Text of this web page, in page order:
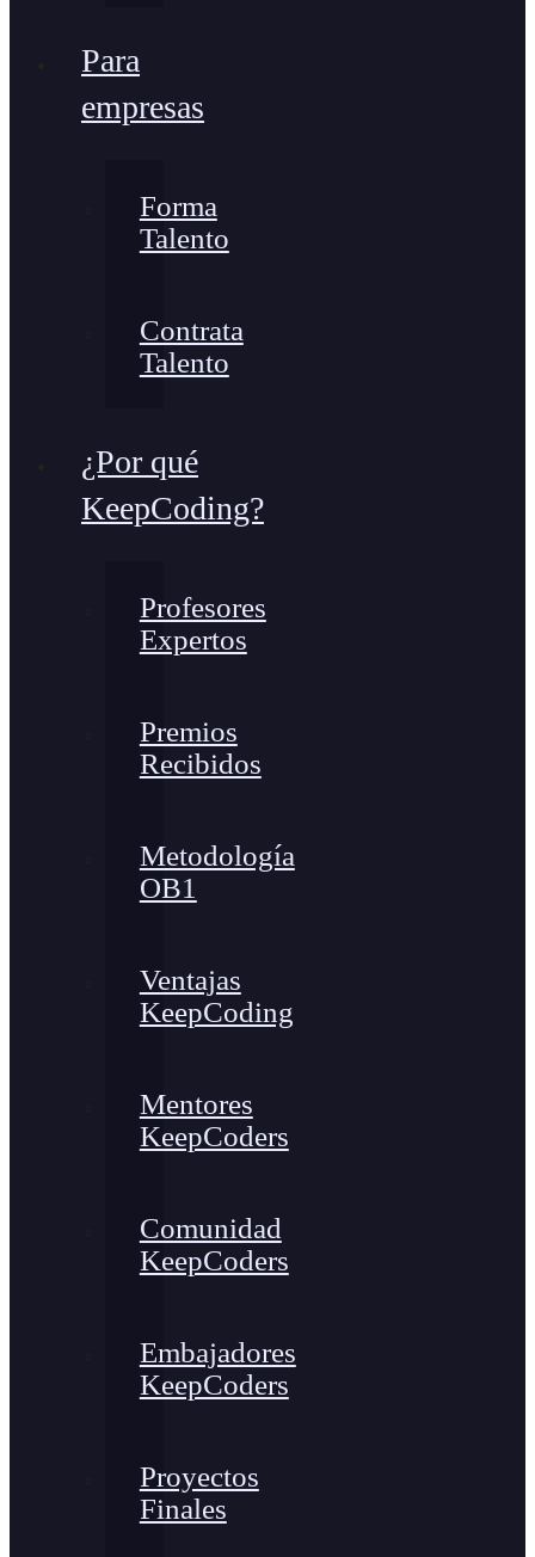
Para
empresas
Forma
Talento
Contrata
Talento
¿Por qué
KeepCoding?
Profesores
Expertos
Premios
Recibidos
Metodología
OB1
Ventajas
KeepCoding
Mentores
KeepCoders
Comunidad
KeepCoders
Embajadores
KeepCoders
Proyectos
Finales